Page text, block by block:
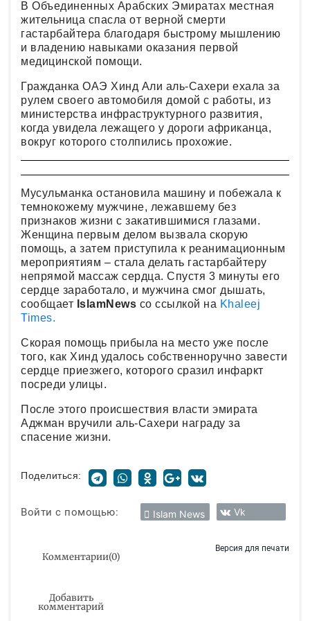
В Объединенных Арабских Эмиратах местная
жительница спасла от верной смерти
гастарбайтера благодаря быстрому мышлению
и владению навыками оказания первой
медицинской помощи.
Гражданка ОАЭ Хинд Али аль-Сахери ехала за
рулем своего автомобиля домой с работы, из
министерства инфраструктурного развития,
когда увидела лежащего у дороги африканца,
вокруг которого столпились прохожие.
Мусульманка остановила машину и побежала к
темнокожему мужчине, лежавшему без
признаков жизни с закатившимися глазами.
Женщина первым делом вызвала скорую
помощь, а затем приступила к реанимационным
мероприятиям – стала делать гастарбайтеру
непрямой массаж сердца. Спустя 3 минуты его
сердце заработало, и мужчина смог дышать,
сообщает IslamNews со ссылкой на Khaleej
Times.
Скорая помощь прибыла на место уже после
того, как Хинд удалось собственноручно завести
сердце приезжего, которого сразил инфаркт
посреди улицы.
После этого происшествия власти эмирата
Аджман вручили аль-Сахери награду за
спасение жизни.
Поделиться:
Войти с помощью: Islam News Vk
Комментарии(0)
Версия для печати
Добавить
комментарий